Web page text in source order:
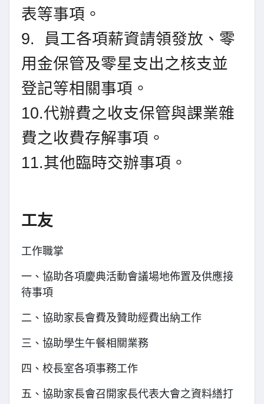
表等事項。
9. 員工各項薪資請領發放、零
用金保管及零星支出之核支並
登記等相關事項。
10.代辦費之收支保管與課業雜
費之收費存解事項。
11.其他臨時交辦事項。
工友
工作職掌
一、協助各項慶典活動會議場地佈置及供應接
待事項
二、協助家長會費及贊助經費出納工作
三、協助學生午餐相關業務
四、校長室各項事務工作
五、協助家長會召開家長代表大會之資料繕打